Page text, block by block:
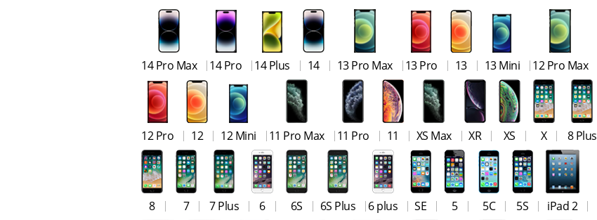
14 Pro Max 14 Pro 14 Plus 14 13 Pro Max 13 Pro 13 13 Mini 12 Pro Max
12 Pro 12 12 Mini 11 Pro Max 11 Pro 11 XS Max XR XS X 8 Plus
8 7 7 Plus 6 6S 6S Plus 6 plus SE 5 5C 5S iPad 2